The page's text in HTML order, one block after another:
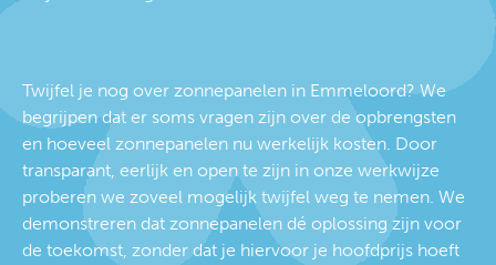
Twijfel je nog over zonnepanelen in Emmeloord? We
begrijpen dat er soms vragen zijn over de opbrengsten
en hoeveel zonnepanelen nu werkelijk kosten. Door
transparant, eerlijk en open te zijn in onze werkwijze
proberen we zoveel mogelijk twijfel weg te nemen. We
demonstreren dat zonnepanelen dé oplossing zijn voor
de toekomst, zonder dat je hiervoor je hoofdprijs hoeft